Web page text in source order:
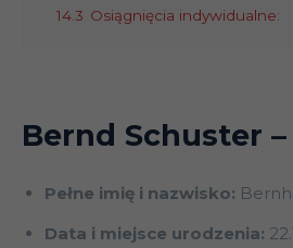
14.3 Osiągnięcia indywidualne:
Bernd Schuster
Pełne imię i nazwisko:
Data i miejsce urodzenia: